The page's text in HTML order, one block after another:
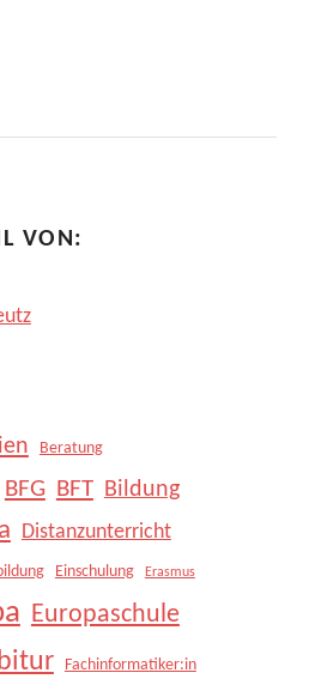
VON:
Beratung
BFG BFT Bildung
Distanzunterricht
Einschulung Erasmus
Europaschule
Fachinformatiker:in